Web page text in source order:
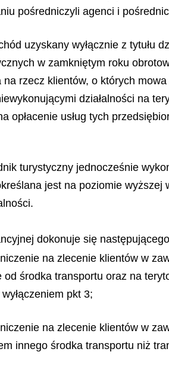
pośredniczyli agenci i
uzyskany wyłącznie z tytułu
w zamkniętym roku
rzecz klientów, o których
działalności na
opłacenie usług tych
turystyczny jednocześnie
jest na poziomie wyższej
dokonuje się
na zlecenie klientów w
środka transportu oraz na
pkt 3;
na zlecenie klientów w
innego środka transportu niż